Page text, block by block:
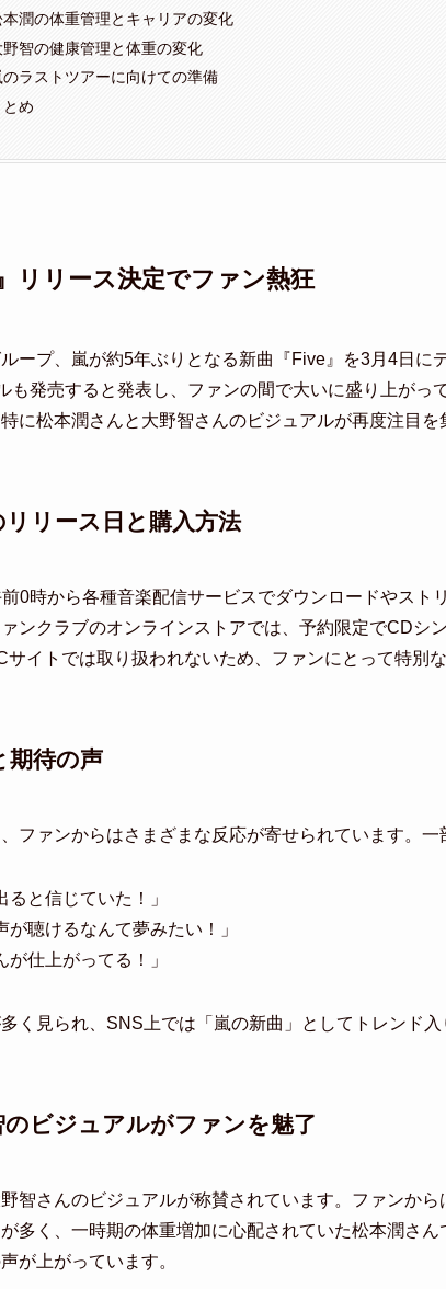
本潤の体重管理とキャリアの変化
野智の健康管理と体重の変化
のラストツアーに向けての準備
とめ
リリース決定でファン熱狂
ープ、嵐が約5年ぶりとなる新曲『Five』を3月4日に
も発売すると発表し、ファンの間で大いに盛り上がっ
に松本潤さんと大野智さんのビジュアルが再度注目を
リース日と購入方法
前0時から各種音楽配信サービスでダウンロードやスト
ンクラブのオンラインストアでは、予約限定でCDシ
イトでは取り扱われないため、ファンにとって特別
期待の声
ファンからはさまざまな反応が寄せられています。一
ると信じていた！」
が聴けるなんて夢みたい！」
が仕上がってる！」
く見られ、SNS上では「嵐の新曲」としてトレンド入
のビジュアルがファンを魅了
智さんのビジュアルが称賛されています。ファンか
多く、一時期の体重増加に心配されていた松本潤さ
が上がっています。